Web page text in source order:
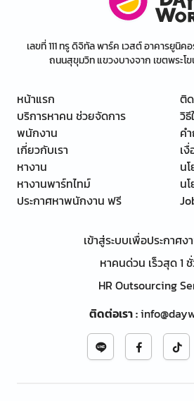
เลขที่ 111 ทรู ดิจิทัล พาร์ค เวสต์ อาคารยูนิค
ถนนสุขุมวิท แขวงบางจาก เขตพระโ
หน้าแรก
บริการหาคน ช่วยจัดการ
พนักงาน
เกี่ยวกับเรา
หางาน
หางานพาร์ทไทม์
ประกาศหาพนักงาน ฟรี
ติ
วิธี
ค
เ
น
น
เข้าสู่ระบบเพื่อประกาศ
หาคนด่วน เร็วสุด 1
HR Outsourcing
ติดต่อเรา: